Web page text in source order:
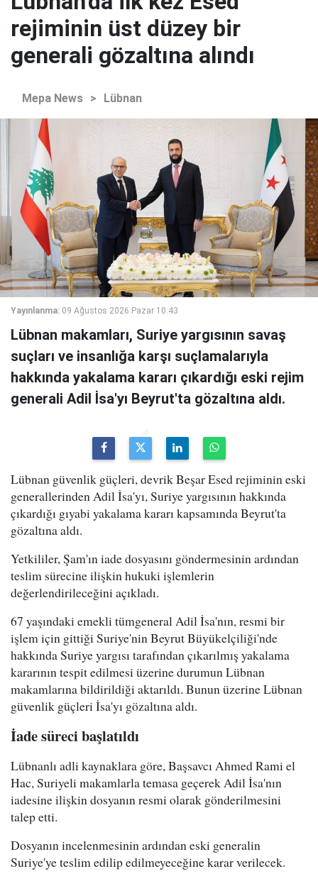
rejiminin üst düzey bir
generali gözaltına alındı
Mepa News > Lübnan
Yayınlanma: 09 Ağustos 2026 Pazar 10:43
Lübnan makamları, Suriye yargısının savaş
suçları ve insanlığa karşı suçlamalarıyla
hakkında yakalama kararı çıkardığı eski rejim
generali Adil İsa'yı Beyrut'ta gözaltına aldı.
Lübnan güvenlik güçleri, devrik Beşar Esed rejiminin eski
generallerinden Adil İsa'yı, Suriye yargısının hakkında
çıkardığı gıyabi yakalama kararı kapsamında Beyrut'ta
gözaltına aldı.
Yetkililer, Şam'ın iade dosyasını göndermesinin ardından
teslim sürecine ilişkin hukuki işlemlerin
değerlendirileceğini açıkladı.
67 yaşındaki emekli tümgeneral Adil İsa'nın, resmi bir
işlem için gittiği Suriye'nin Beyrut Büyükelçiliği'nde
hakkında Suriye yargısı tarafından çıkarılmış yakalama
kararının tespit edilmesi üzerine durumun Lübnan
makamlarına bildirildiği aktarıldı. Bunun üzerine Lübnan
güvenlik güçleri İsa'yı gözaltına aldı.
İade süreci başlatıldı
Lübnanlı adli kaynaklara göre, Başsavcı Ahmed Rami el
Hac, Suriyeli makamlarla temasa geçerek Adil İsa'nın
iadesine ilişkin dosyanın resmi olarak gönderilmesini
talep etti.
Dosyanın incelenmesinin ardından eski generalin
Suriye'ye teslim edilip edilmeyeceğine karar verilecek.